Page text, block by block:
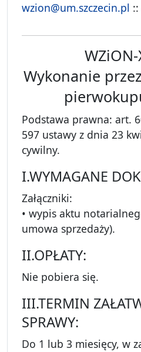
wzion@um.szczecin.pl ::
WZiON-
Wykonanie
Podstawa prawna: art.
597 ustawy z dnia 23
cywilny.
I.WYMAGANE
Załączniki:
• wypis aktu
umowa sprzedaży).
II.OPŁATY:
Nie pobiera się.
III.TERMIN
SPRAWY:
Do 1 lub 3 miesięcy, w